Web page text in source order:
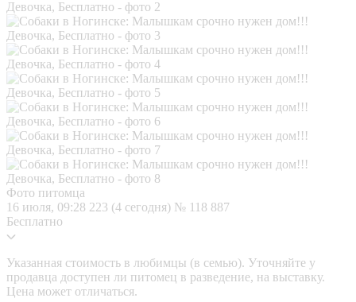
Фото питомца
16 июля, 09:28 223 (4 сегодня) № 118 887
Бесплатно
Указанная стоимость в любимцы (в семью). Уточняйте у
продавца доступен ли питомец в разведение, на выставку.
Цена может отличаться.